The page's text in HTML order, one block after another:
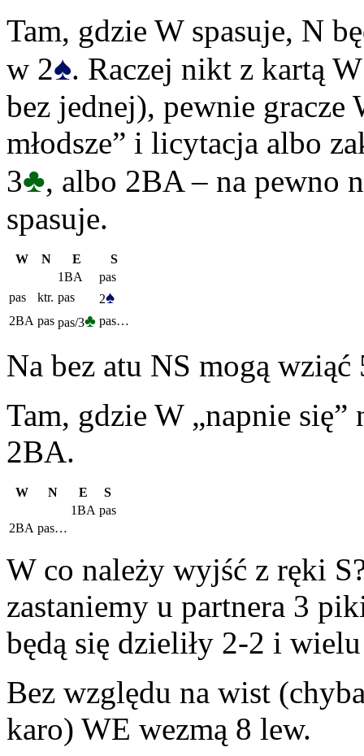
Tam, gdzie W spasuje, N
w 2♠. Raczej nikt z kartą
bez jednej), pewnie
młodsze” i licytacja albo
3♣, albo 2BA – na pewno
spasuje.
W N E
S
1BA
pas
pas
ktr. pas 2♠
2BA pas pas/3♣ pas…
Na bez atu NS mogą
Tam, gdzie W „napnie
2BA.
W N E
S
1BA pas
2BA pas…
W co należy wyjść z ręki
zastaniemy u partnera 3
będą się dzieliły 2-2 i
Bez względu na wist
karo) WE wezmą 8 lew.